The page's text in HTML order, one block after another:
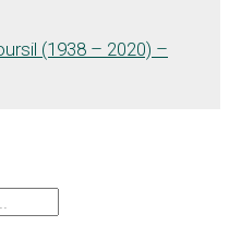
(1938 – 2020) –